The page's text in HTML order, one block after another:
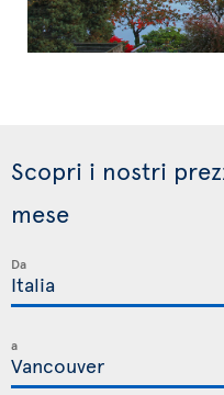
Scopri i nostri
mese
Da
a